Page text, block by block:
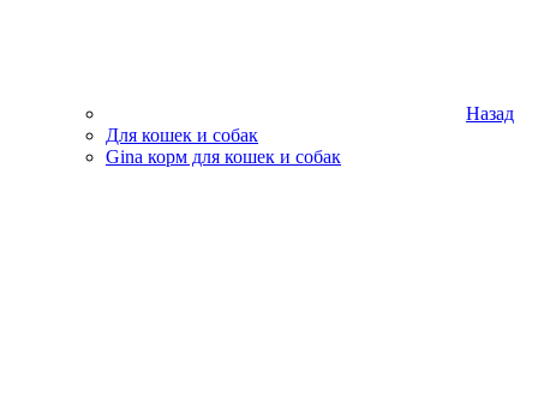
Назад
Для кошек и собак
Gina корм для кошек и собак